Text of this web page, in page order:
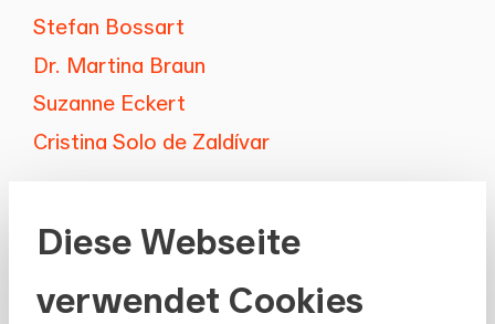
Diese Webseite
verwendet Cookies
Stefan Bossart
Dr. Martina Braun
Suzanne Eckert
Cristina Solo de Zaldívar